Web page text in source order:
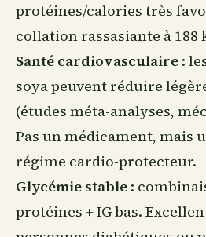
protéines/calories très
collation rassasiante à 188
Santé cardiovasculaire :
soya peuvent réduire
(études méta-analyses,
Pas un médicament, mais
régime cardio-protecteur.
Glycémie stable :
protéines + IG bas.